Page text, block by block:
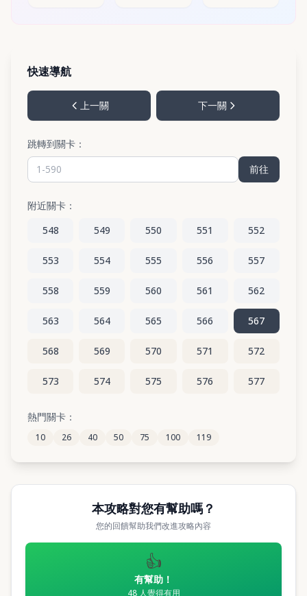
快速導航
上一關 下一關
跳轉到關卡：
前往
附近關卡：
548
549 550 551 552
553 554 555 556 557
558 559 560 561 562
563 564 565 566 567
568 569 570 571 572
573 574 575 576 577
578
583 584 585 586
熱門關卡：
10 26 40 50 75 100 119
本攻略對您有幫助嗎？
您的回饋幫助我們改進攻略內容
👍
有幫助！
48 人覺得有用